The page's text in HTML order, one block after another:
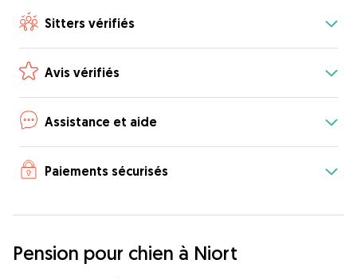
Sitters vérifiés
Avis vérifiés
Assistance et aide
Paiements sécurisés
Pension pour chien à Niort